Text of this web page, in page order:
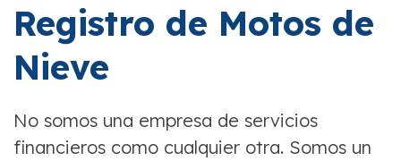
Registro de Motos de
Nieve
No somos una empresa de servicios
financieros como cualquier otra. Somos un